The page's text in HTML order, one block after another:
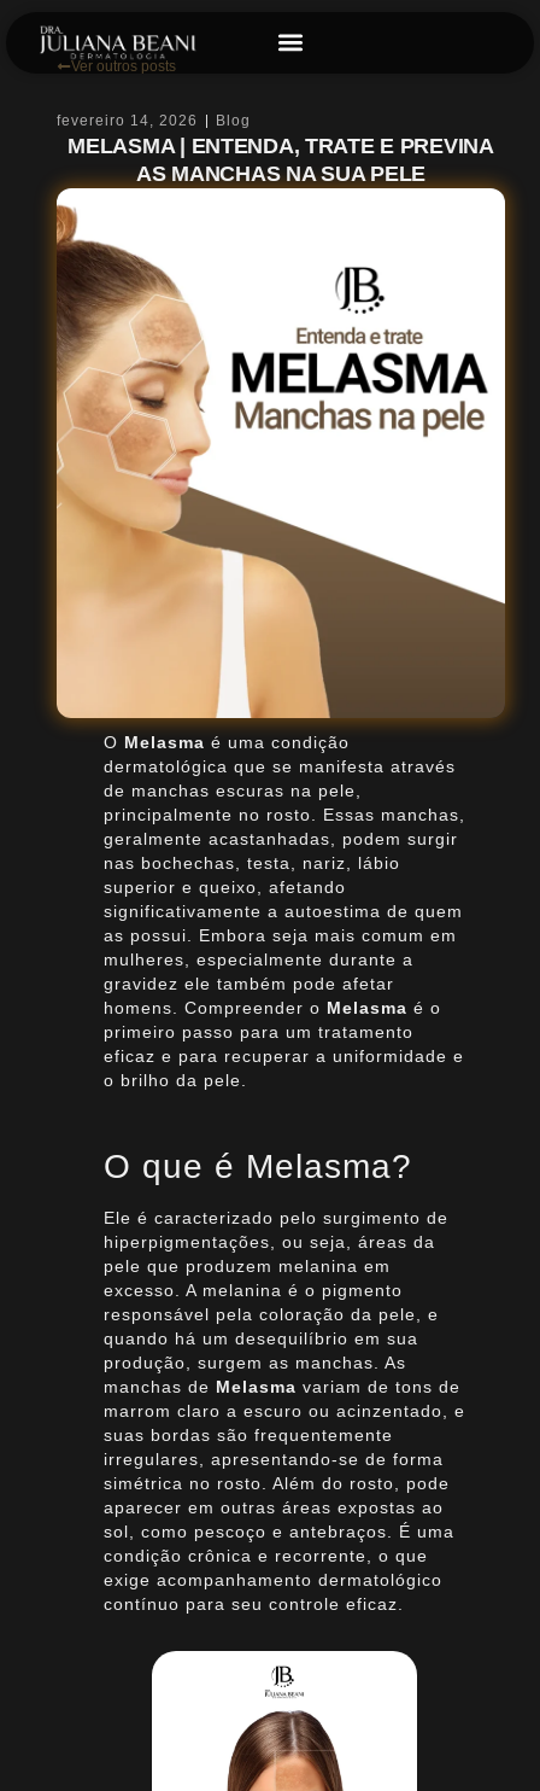
Ver outros posts
fevereiro 14, 2026 Blog
MELASMA | ENTENDA, TRATE E PREVINA
AS MANCHAS NA SUA PELE
O Melasma é uma condição
dermatológica que se manifesta através
de manchas escuras na pele,
principalmente no rosto. Essas manchas,
geralmente acastanhadas, podem surgir
nas bochechas, testa, nariz, lábio
superior e queixo, afetando
significativamente a autoestima de quem
as possui. Embora seja mais comum em
mulheres, especialmente durante a
gravidez ele também pode afetar
homens. Compreender o Melasma é o
primeiro passo para um tratamento
eficaz e para recuperar a uniformidade e
o brilho da pele.
O que é Melasma?
Ele é caracterizado pelo surgimento de
hiperpigmentações, ou seja, áreas da
pele que produzem melanina em
excesso. A melanina é o pigmento
responsável pela coloração da pele, e
quando há um desequilíbrio em sua
produção, surgem as manchas. As
manchas de Melasma variam de tons de
marrom claro a escuro ou acinzentado, e
suas bordas são frequentemente
irregulares, apresentando-se de forma
simétrica no rosto. Além do rosto, pode
aparecer em outras áreas expostas ao
sol, como pescoço e antebraços. É uma
condição crônica e recorrente, o que
exige acompanhamento dermatológico
contínuo para seu controle eficaz.